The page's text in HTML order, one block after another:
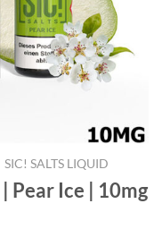
SIC! SALTS LIQUID
Pear Ice | 10mg